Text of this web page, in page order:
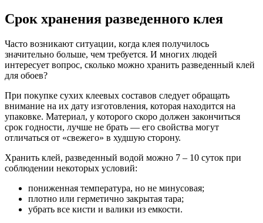
Срок хранения разведенного клея
Часто возникают ситуации, когда клея получилось
значительно больше, чем требуется. И многих людей
интересует вопрос, сколько можно хранить разведенный клей
для обоев?
При покупке сухих клеевых составов следует обращать
внимание на их дату изготовления, которая находится на
упаковке. Материал, у которого скоро должен закончиться
срок годности, лучше не брать — его свойства могут
отличаться от «свежего» в худшую сторону.
Хранить клей, разведенный водой можно 7 – 10 суток при
соблюдении некоторых условий:
пониженная температура, но не минусовая;
плотно или герметично закрытая тара;
убрать все кисти и валики из емкости.